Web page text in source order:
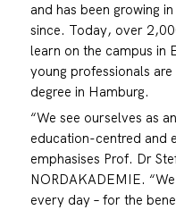
and has been growing
since. Today, over
learn on the campus in
young professionals
degree in Hamburg.
“We see ourselves as
education-centred and
emphasises Prof. Dr
NORDAKADEMIE.
every day – for the